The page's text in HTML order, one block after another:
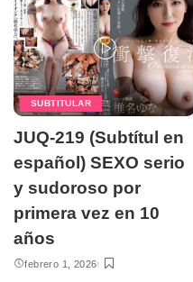
SUBTITULAR
JUQ-219 (Subtítul en
español) SEXO serio
y sudoroso por
primera vez en 10
años
febrero 1, 2026